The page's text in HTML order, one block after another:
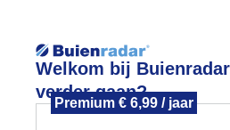
Welkom bij
verder gaan?
Premium € 6,99 / jaar